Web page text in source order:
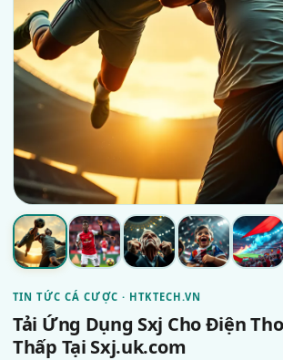
TIN TỨC CÁ CƯỢC · HTKTECH.VN
Tải Ứng Dụng Sxj Cho Điện
Thấp Tại Sxj.uk.com